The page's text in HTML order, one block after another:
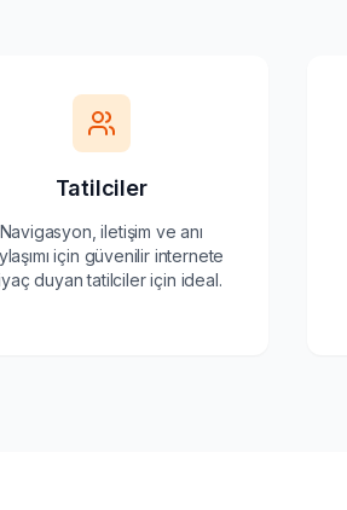
Tatilciler
Navigasyon, iletişim ve anı
için güvenilir internete
duyan tatilciler için ideal.